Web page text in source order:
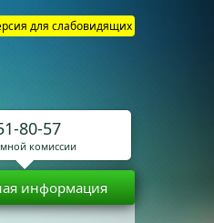
для слабовидящих
информация
80-57
комиссии